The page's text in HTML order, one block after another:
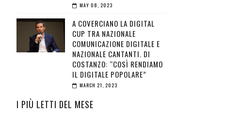
MAY 08, 2023
A COVERCIANO LA DIGITAL
CUP TRA NAZIONALE
COMUNICAZIONE DIGITALE E
NAZIONALE CANTANTI. DI
COSTANZO: “COSÌ RENDIAMO
IL DIGITALE POPOLARE”
MARCH 21, 2023
I PIÙ LETTI DEL MESE